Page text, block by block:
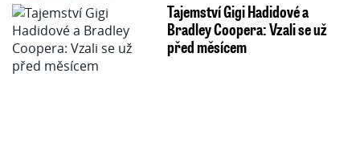
Tajemství Gigi Hadidové a
Bradley Coopera: Vzali se už
před měsícem